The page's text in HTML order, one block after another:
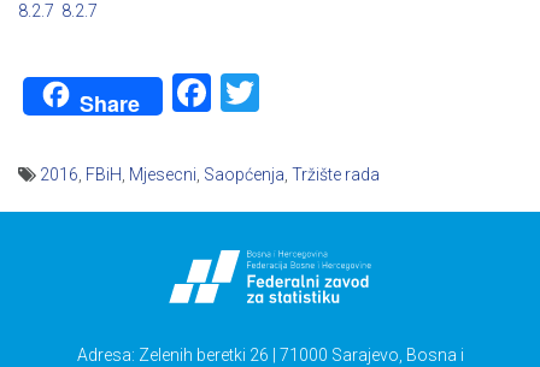
8.2.7 8.2.7
Share Facebook
2016 FBiH Mjesecni Saopćenja Tržište rada
Adresa: Zelenih beretki 26 | 71000 Sarajevo, Bosna i